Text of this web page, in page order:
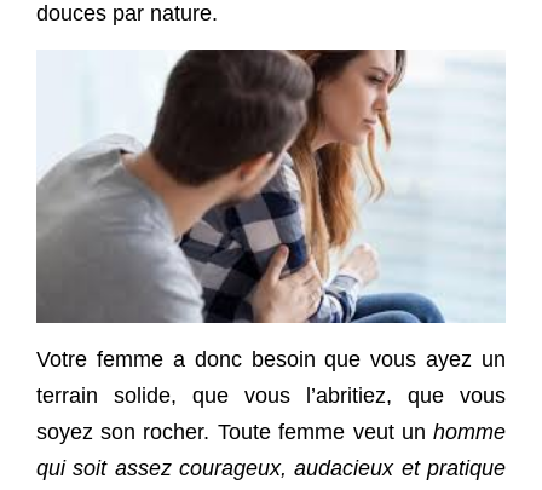
douces par nature.
Votre femme a donc besoin que vous ayez un
terrain solide, que vous l’abritiez, que vous
soyez son rocher. Toute femme veut unhomme
qui soit assez courageux, audacieux et pratique